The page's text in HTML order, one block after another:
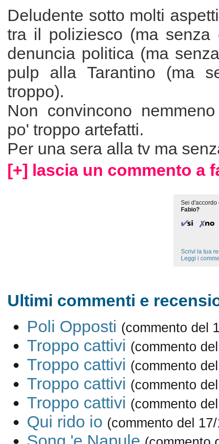
Deludente sotto molti
tra il poliziesco (ma senza
denuncia politica (ma
pulp alla Tarantino (ma
troppo).
Non convincono
po' troppo artefatti.
Per una sera alla tv ma
[+] lascia un commento a
Sei d'accordo
Fabio?
Scrivi la tua
Leggi i
Ultimi commenti e
Poli Opposti (commento del
Troppo cattivi (commento
Troppo cattivi (commento
Troppo cattivi (commento
Troppo cattivi (commento
Qui rido io (commento del